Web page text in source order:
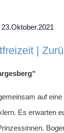
23.Oktober.2021
|
auf
Es erwarten